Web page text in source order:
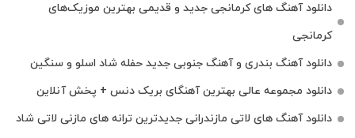
دانلود آهنگ‌ های کرمانجی جدید و قدیمی بهترین موزیک‌های
کرمانجی
دانلود آهنگ بندری و آهنگ جنوبی جدید حفله شاد اسلو و سنگین
دانلود مجموعه عالی بهترین آهنگای بریک دنس + پخش آنلاین
دانلود آهنگ‌ های لاتی مازندرانی جدیدترین ترانه های مازنی لاتی شاد